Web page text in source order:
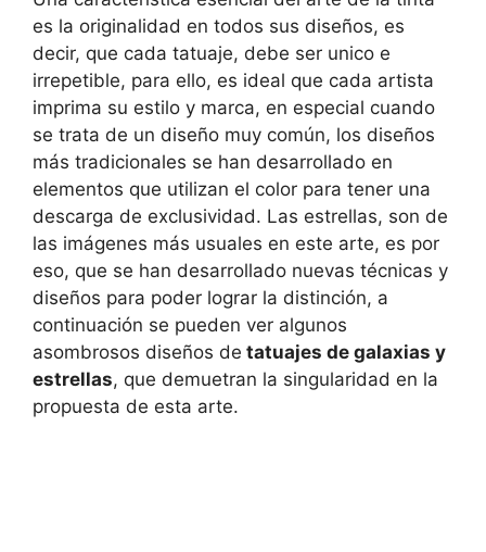
es la originalidad en todos sus diseños, es
decir, que cada tatuaje, debe ser unico e
irrepetible, para ello, es ideal que cada artista
imprima su estilo y marca, en especial cuando
se trata de un diseño muy común, los diseños
más tradicionales se han desarrollado en
elementos que utilizan el color para tener una
descarga de exclusividad. Las estrellas, son de
las imágenes más usuales en este arte, es por
eso, que se han desarrollado nuevas técnicas y
diseños para poder lograr la distinción, a
continuación se pueden ver algunos
asombrosos diseños de tatuajes de galaxias y
estrellas, que demuetran la singularidad en la
propuesta de esta arte.